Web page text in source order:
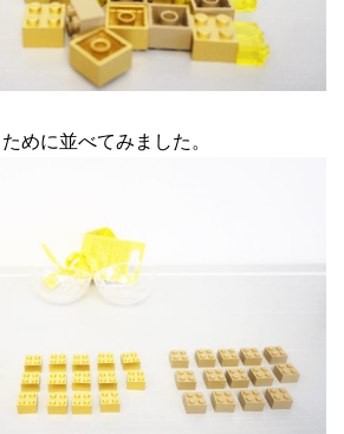
めに並べてみました。